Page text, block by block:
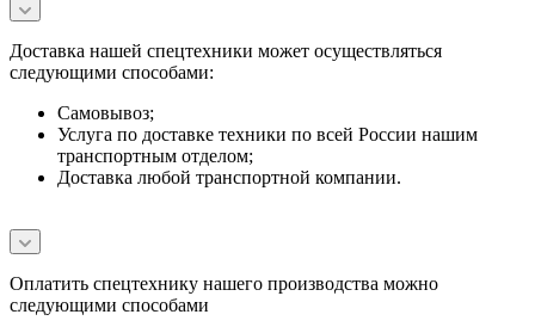
Доставка нашей спецтехники может осуществляться
следующими способами:
Самовывоз;
Услуга по доставке техники по всей России нашим
транспортным отделом;
Доставка любой транспортной компании.
Оплатить спецтехнику нашего производства можно
следующими способами